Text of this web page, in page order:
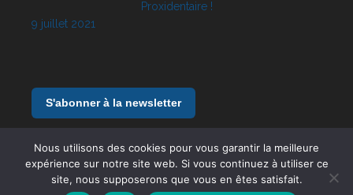
Proxidentaire !
9 juillet 2021
S'abonner à la newsletter
Nous utilisons des cookies pour vous garantir la meilleure
expérience sur notre site web. Si vous continuez à utiliser ce
site, nous supposerons que vous en êtes satisfait.